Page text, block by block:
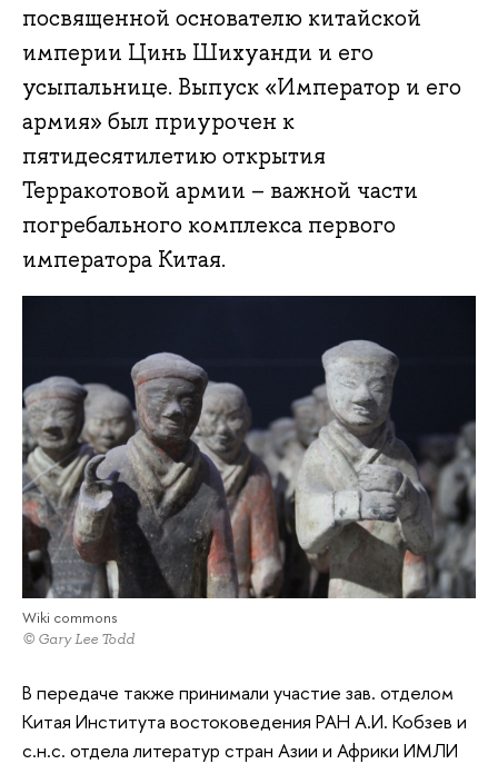
посвященной основателю китайской
империи Цинь Шихуанди и его
усыпальнице. Выпуск «Император и его
армия» был приурочен к
пятидесятилетию открытия
Терракотовой армии – важной части
погребального комплекса первого
императора Китая.
Wiki commons
© Gary Lee Todd
В передаче также принимали участие зав. отделом
Китая Института востоковедения РАН А.И. Кобзев и
с.н.с. отдела литератур стран Азии и Африки ИМЛИ